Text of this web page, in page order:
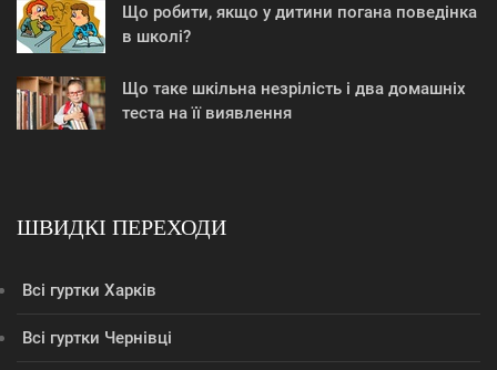
Що робити, якщо у дитини погана поведінка
в школі?
Що таке шкільна незрілість і два домашніх
теста на її виявлення
ШВИДКІ ПЕРЕХОДИ
Всі гуртки Харків
Всі гуртки Чернівці